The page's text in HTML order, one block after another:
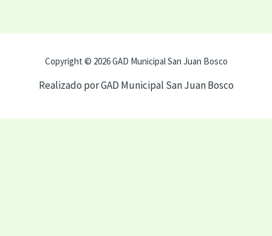
Copyright © 2026 GAD Municipal San Juan Bosco
Realizado por GAD Municipal San Juan Bosco